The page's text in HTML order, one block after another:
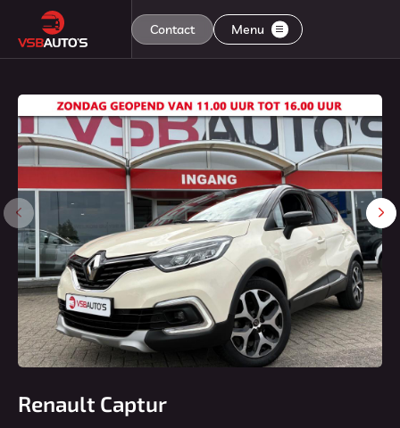
Contact Menu
Home
Aanbod
Diensten
Aflevering
Over ons
Contact
Renault Captur